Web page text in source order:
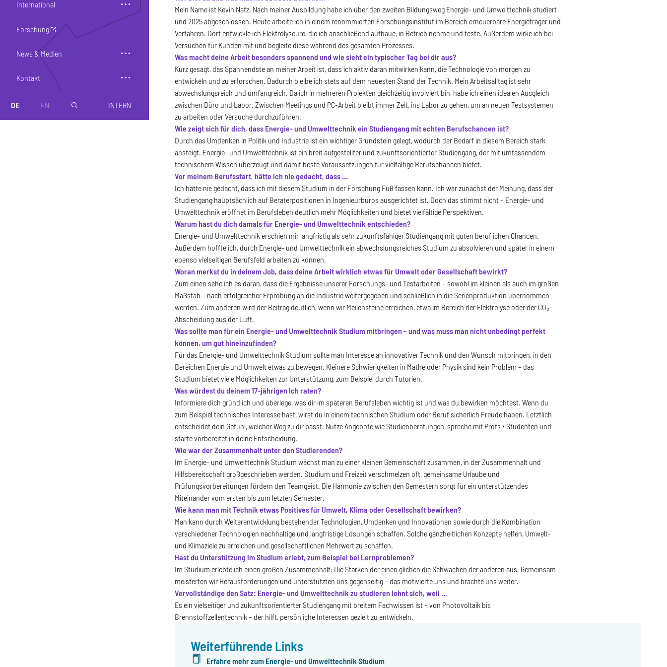
International
Forschung
News & Medien
Kontakt
DE EN magnifier INTERN
Mein Name ist Kevin Nafz. Nach meiner Ausbildung habe ich über den zweiten Bildungsweg Energie- und Umwelttechnik studiert
und 2025 abgeschlossen. Heute arbeite ich in einem renommierten Forschungsinstitut im Bereich erneuerbare Energieträger und
Verfahren. Dort entwickle ich Elektrolyseure, die ich anschließend aufbaue, in Betrieb nehme und teste. Außerdem wirke ich bei
Versuchen für Kunden mit und begleite diese während des gesamten Prozesses.
Was macht deine Arbeit besonders spannend und wie sieht ein typischer Tag bei dir aus?
Kurz gesagt, das Spannendste an meiner Arbeit ist, dass ich aktiv daran mitwirken kann, die Technologie von morgen zu
entwickeln und zu erforschen. Dadurch bleibe ich stets auf dem neuesten Stand der Technik. Mein Arbeitsalltag ist sehr
abwechslungsreich und umfangreich. Da ich in mehreren Projekten gleichzeitig involviert bin, habe ich einen idealen Ausgleich
zwischen Büro und Labor. Zwischen Meetings und PC-Arbeit bleibt immer Zeit, ins Labor zu gehen, um an neuen Testsystemen
zu arbeiten oder Versuche durchzuführen.
Wie zeigt sich für dich, dass Energie- und Umwelttechnik ein Studiengang mit echten Berufschancen ist?
Durch das Umdenken in Politik und Industrie ist ein wichtiger Grundstein gelegt, wodurch der Bedarf in diesem Bereich stark
ansteigt. Energie- und Umwelttechnik ist ein breit aufgestellter und zukunftsorientierter Studiengang, der mit umfassendem
technischem Wissen überzeugt und damit beste Voraussetzungen für vielfältige Berufschancen bietet.
Vor meinem Berufsstart, hätte ich nie gedacht, dass …
Ich hätte nie gedacht, dass ich mit diesem Studium in der Forschung Fuß fassen kann. Ich war zunächst der Meinung, dass der
Studiengang hauptsächlich auf Beraterpositionen in Ingenieurbüros ausgerichtet ist. Doch das stimmt nicht – Energie- und
Umwelttechnik eröffnet im Berufsleben deutlich mehr Möglichkeiten und bietet vielfältige Perspektiven.
Warum hast du dich damals für Energie- und Umwelttechnik entschieden?
Energie- und Umwelttechnik erschien mir langfristig als sehr zukunftsfähiger Studiengang mit guten beruflichen Chancen.
Außerdem hoffte ich, durch Energie- und Umwelttechnik ein abwechslungsreiches Studium zu absolvieren und später in einem
ebenso vielseitigen Berufsfeld arbeiten zu können.
Woran merkst du in deinem Job, dass deine Arbeit wirklich etwas für Umwelt oder Gesellschaft bewirkt?
Zum einen sehe ich es daran, dass die Ergebnisse unserer Forschungs- und Testarbeiten – sowohl im kleinen als auch im großen
Maßstab – nach erfolgreicher Erprobung an die Industrie weitergegeben und schließlich in die Serienproduktion übernommen
werden. Zum anderen wird der Beitrag deutlich, wenn wir Meilensteine erreichen, etwa im Bereich der Elektrolyse oder der CO₂-
Abscheidung aus der Luft.
Was sollte man für ein Energie- und Umwelttechnik Studium mitbringen – und was muss man nicht unbedingt perfekt
können, um gut hineinzufinden?
Für das Energie- und Umwelttechnik Studium sollte man Interesse an innovativer Technik und den Wunsch mitbringen, in den
Bereichen Energie und Umwelt etwas zu bewegen. Kleinere Schwierigkeiten in Mathe oder Physik sind kein Problem – das
Studium bietet viele Möglichkeiten zur Unterstützung, zum Beispiel durch Tutorien.
Was würdest du deinem 17-jährigen Ich raten?
Informiere dich gründlich und überlege, was dir im späteren Berufsleben wichtig ist und was du bewirken möchtest. Wenn du
zum Beispiel technisches Interesse hast, wirst du in einem technischen Studium oder Beruf sicherlich Freude haben. Letztlich
entscheidet dein Gefühl, welcher Weg zu dir passt. Nutze Angebote wie Studienberatungen, spreche mit Profs / Studenten und
starte vorbereitet in deine Entscheidung.
Wie war der Zusammenhalt unter den Studierenden?
Im Energie- und Umwelttechnik Studium wächst man zu einer kleinen Gemeinschaft zusammen, in der Zusammenhalt und
Hilfsbereitschaft großgeschrieben werden. Studium und Freizeit verschmelzen oft, gemeinsame Urlaube und
Prüfungsvorbereitungen fördern den Teamgeist. Die Harmonie zwischen den Semestern sorgt für ein unterstützendes
Miteinander vom ersten bis zum letzten Semester.
Wie kann man mit Technik etwas Positives für Umwelt, Klima oder Gesellschaft bewirken?
Man kann durch Weiterentwicklung bestehender Technologien, Umdenken und Innovationen sowie durch die Kombination
verschiedener Technologien nachhaltige und langfristige Lösungen schaffen. Solche ganzheitlichen Konzepte helfen, Umwelt-
und Klimaziele zu erreichen und gesellschaftlichen Mehrwert zu schaffen.
Hast du Unterstützung im Studium erlebt, zum Beispiel bei Lernproblemen?
Im Studium erlebte ich einen großen Zusammenhalt: Die Stärken der einen glichen die Schwächen der anderen aus. Gemeinsam
meisterten wir Herausforderungen und unterstützten uns gegenseitig – das motivierte uns und brachte uns weiter.
Vervollständige den Satz: Energie- und Umwelttechnik zu studieren lohnt sich, weil ...
Es ein vielseitiger und zukunftsorientierter Studiengang mit breitem Fachwissen ist – von Photovoltaik bis
Brennstoffzellentechnik – der hilft, persönliche Interessen gezielt zu entwickeln.
Weiterführende Links
Erfahre mehr zum Energie- und Umwelttechnik Studium